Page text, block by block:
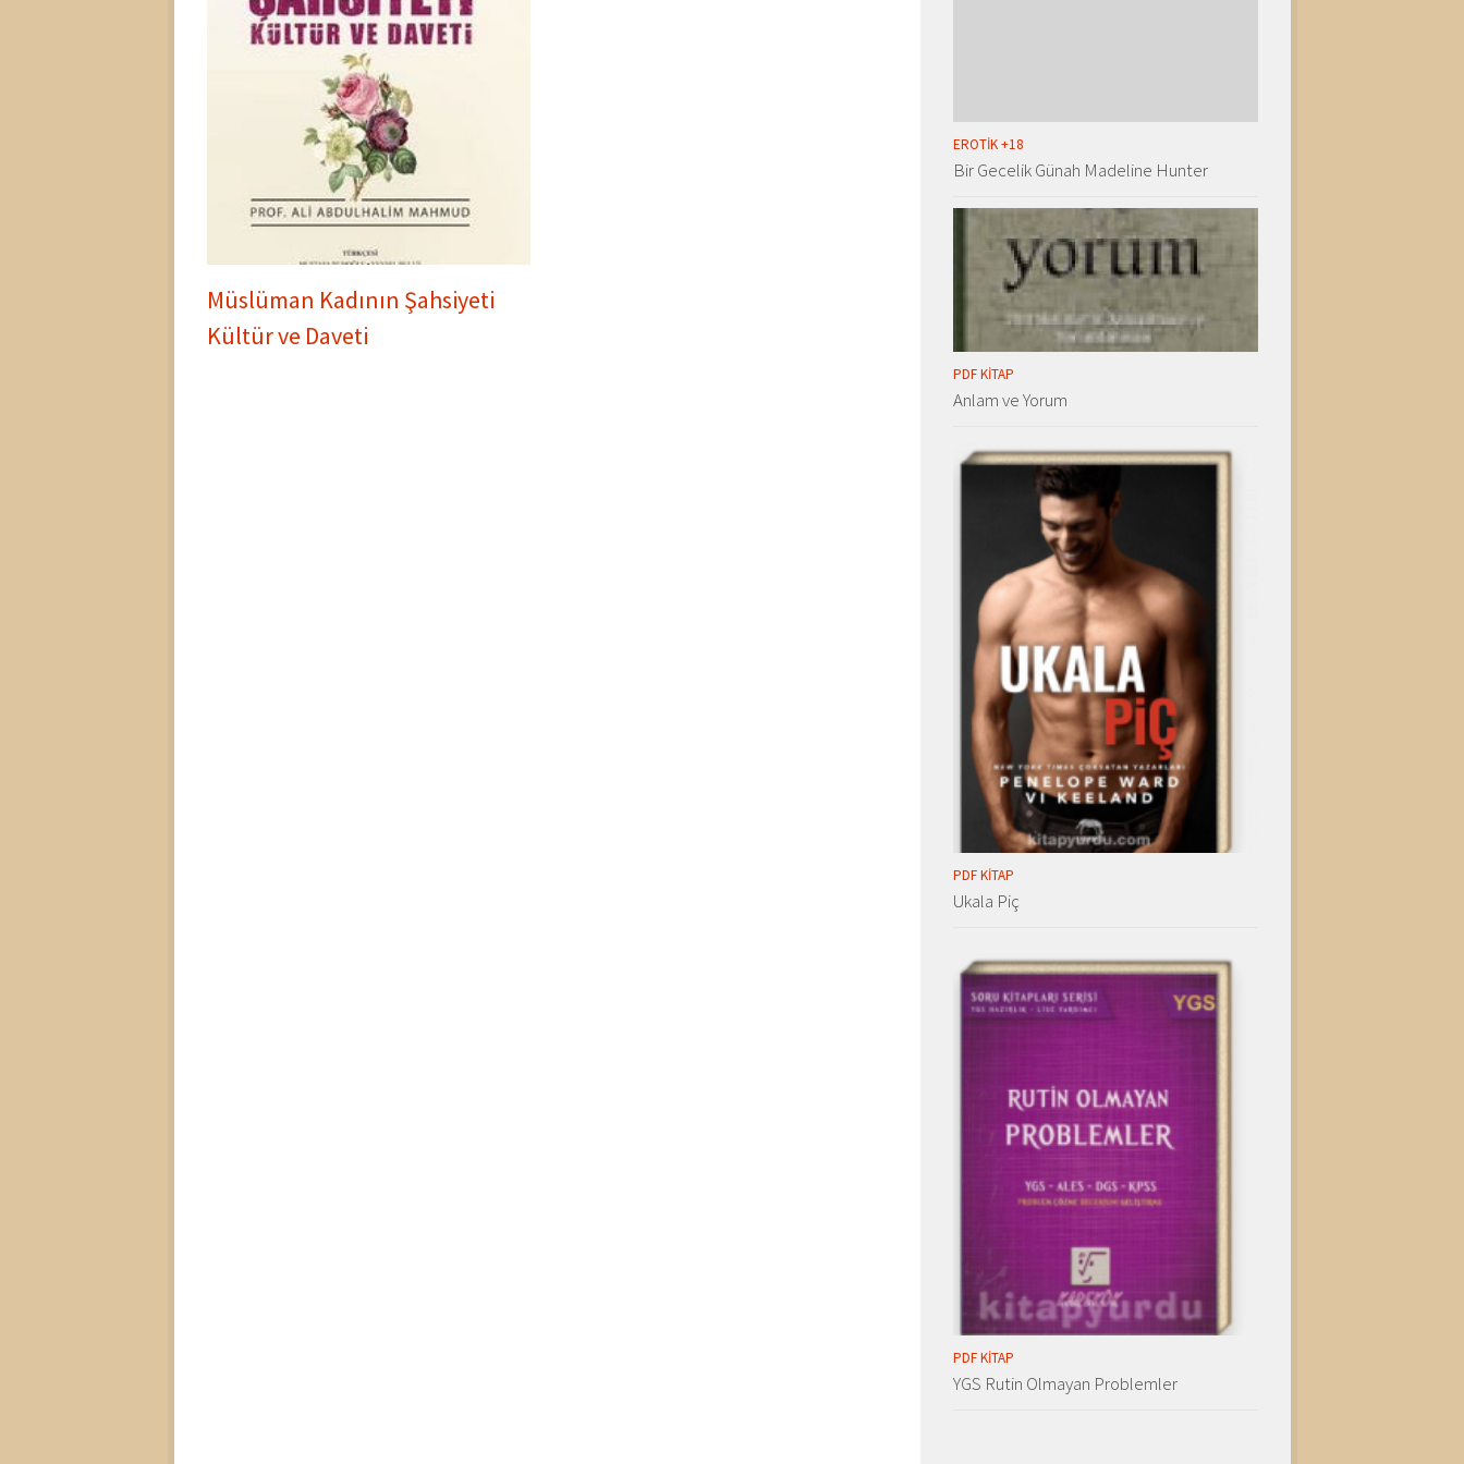
Müslüman Kadının Şahsiyeti
Kültür ve Daveti
EROTIK +18
Bir Gecelik Günah Madeline Hunter
PDF KITAP
Anlam ve Yorum
PDF KITAP
Ukala Piç
PDF KITAP
YGS Rutin Olmayan Problemler